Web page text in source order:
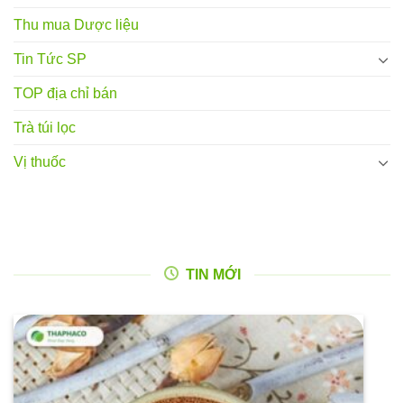
Thu mua Dược liệu
Tin Tức SP
TOP địa chỉ bán
Trà túi lọc
Vị thuốc
TIN MỚI